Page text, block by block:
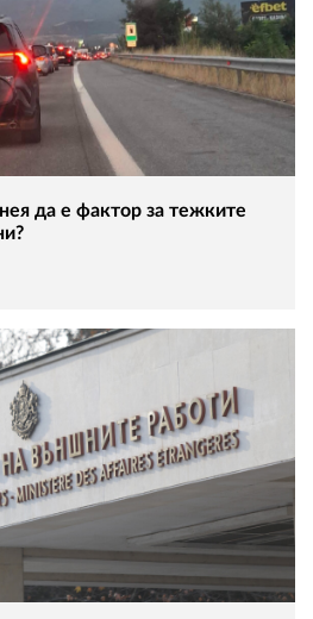
да е фактор за тежките